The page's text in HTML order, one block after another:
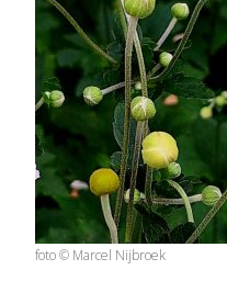
foto © Marcel Nijbroek